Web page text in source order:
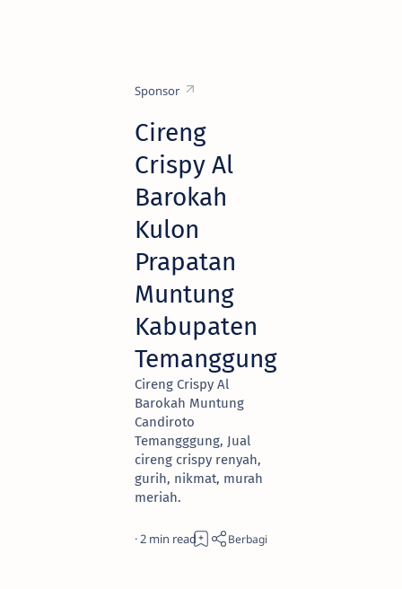
Sponsor
Cireng
Crispy Al
Barokah
Kulon
Prapatan
Muntung
Kabupaten
Temanggung
Cireng Crispy Al
Barokah Muntung
Candiroto
Temangggung, Jual
cireng crispy renyah,
gurih, nikmat, murah
meriah.
2